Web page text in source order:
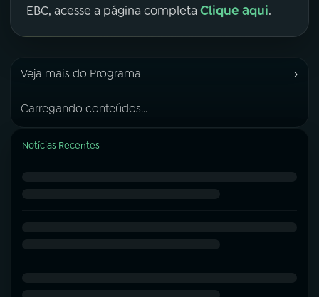
EBC, acesse a página completa Clique aqui.
Veja mais do Programa ›
Carregando conteúdos...
Notícias Recentes